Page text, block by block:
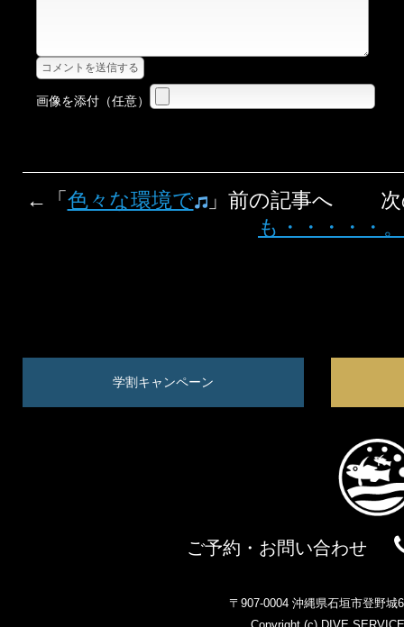
画像を添付（任意）
←「 色々な環境で
」前の記事へ 次
も・・・・・。
学割キャンペーン
ご予約・お問い合わせ
〒907-0004 沖縄県石垣市登野城